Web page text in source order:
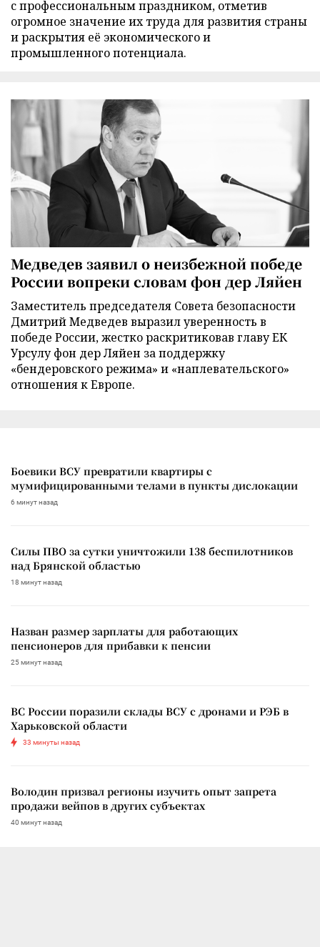
с профессиональным праздником, отметив
огромное значение их труда для развития страны
и раскрытия её экономического и
промышленного потенциала.
Медведев заявил о неизбежной победе
России вопреки словам фон дер Ляйен
Заместитель председателя Совета безопасности
Дмитрий Медведев выразил уверенность в
победе России, жестко раскритиковав главу ЕК
Урсулу фон дер Ляйен за поддержку
«бендеровского режима» и «наплевательского»
отношения к Европе.
Боевики ВСУ превратили квартиры с
мумифицированными телами в пункты дислокации
6 минут назад
Силы ПВО за сутки уничтожили 138 беспилотников
над Брянской областью
18 минут назад
Назван размер зарплаты для работающих
пенсионеров для прибавки к пенсии
25 минут назад
ВС России поразили склады ВСУ с дронами и РЭБ в
Харьковской области
33 минуты назад
Володин призвал регионы изучить опыт запрета
продажи вейпов в других субъектах
40 минут назад